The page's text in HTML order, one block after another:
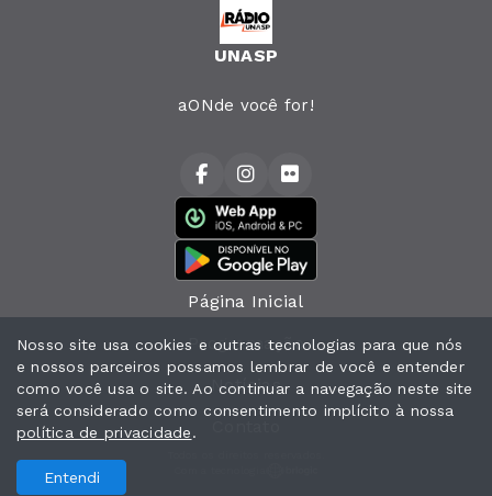
UNASP
aONde você for!
Página Inicial
Programação
Notícias
Nosso site usa cookies e outras tecnologias para que nós
e nossos parceiros possamos lembrar de você e entender
como você usa o site. Ao continuar a navegação neste site
será considerado como consentimento implícito à nossa
política de privacidade.
Entendi